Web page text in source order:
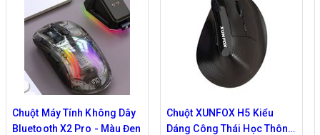
Chuột Máy Tính Không Dây
Bluetooth X2 Pro - Màu Đen
Chuột XUNFOX H5 Kiểu
Dáng Công Thái Học Thông